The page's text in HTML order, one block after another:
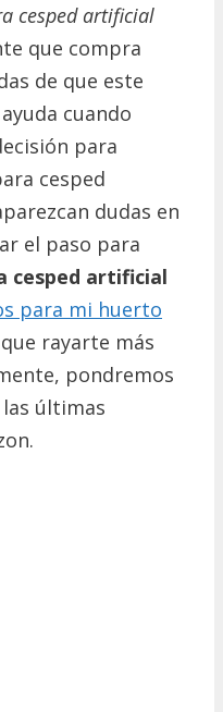
cesped artificial
que compra
de que este
cuando
para
cesped
dudas en
el paso para
cesped artificial
para mi huerto
rayarte más
pondremos
últimas